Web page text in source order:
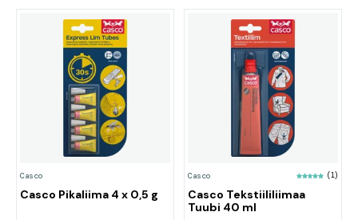
Casco
Casco Pikaliima 4 x 0,5 g
Casco (1)
Casco Tekstiililiimaa
Tuubi 40 ml